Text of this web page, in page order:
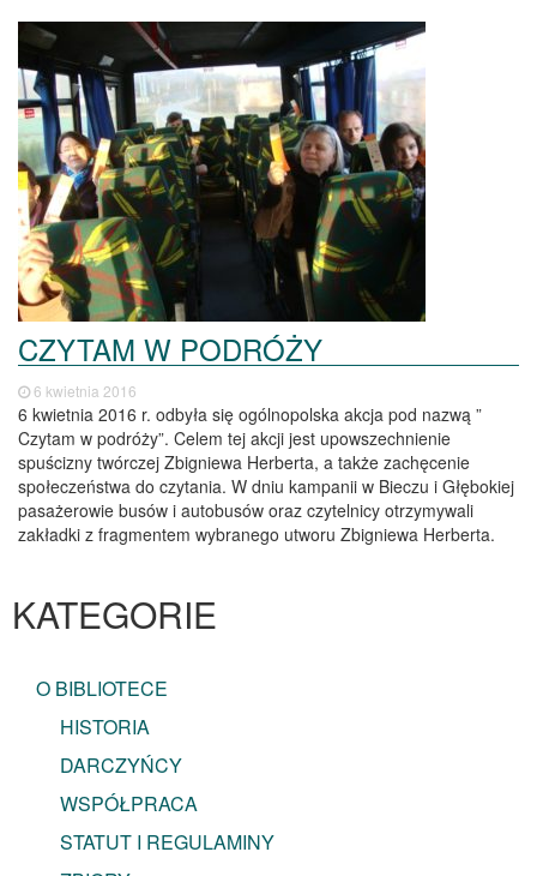
CZYTAM W PODRÓŻY
6 kwietnia 2016
6 kwietnia 2016 r. odbyła się ogólnopolska akcja pod nazwą ”
Czytam w podróży”. Celem tej akcji jest upowszechnienie
spuścizny twórczej Zbigniewa Herberta, a także zachęcenie
społeczeństwa do czytania. W dniu kampanii w Bieczu i Głębokiej
pasażerowie busów i autobusów oraz czytelnicy otrzymywali
zakładki z fragmentem wybranego utworu Zbigniewa Herberta.
KATEGORIE
O BIBLIOTECE
HISTORIA
DARCZYŃCY
WSPÓŁPRACA
STATUT I REGULAMINY